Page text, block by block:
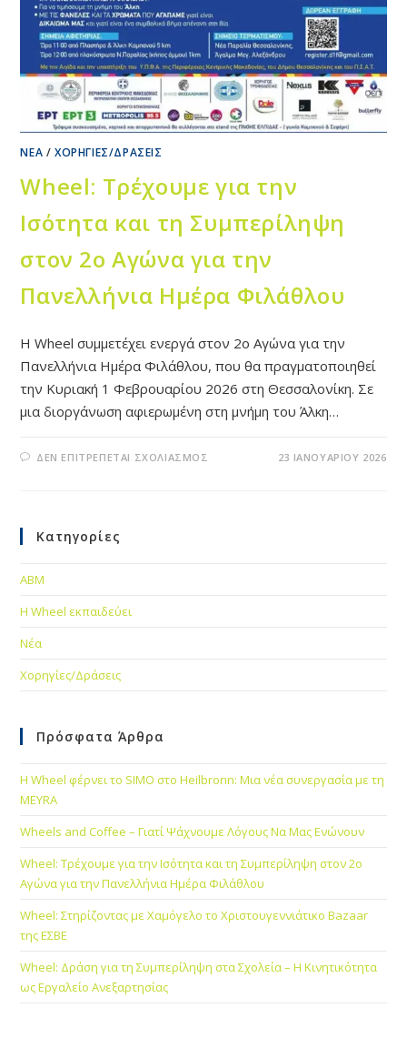
ΝΈΑ /ΧΟΡΗΓΊΕΣ/ΔΡΆΣΕΙΣ
Wheel: Τρέχουμε για την
Ισότητα και τη Συμπερίληψη
στον 2ο Αγώνα για την
Πανελλήνια Ημέρα Φιλάθλου
Η Wheel συμμετέχει ενεργά στον 2ο Αγώνα για την
Πανελλήνια Ημέρα Φιλάθλου, που θα πραγματοποιηθεί
την Κυριακή 1 Φεβρουαρίου 2026 στη Θεσσαλονίκη. Σε
μια διοργάνωση αφιερωμένη στη μνήμη του Άλκη…
ΔΕΝ ΕΠΙΤΡΈΠΕΤΑΙ ΣΧΟΛΙΑΣΜΌΣ 23 ΙΑΝΟΥΑΡΊΟΥ 2026
Κατηγορίες
ABM
Η Wheel εκπαιδεύει
Νέα
Χορηγίες/Δράσεις
Πρόσφατα Άρθρα
Η Wheel φέρνει το SIMO στο Heilbronn: Μια νέα συνεργασία με τη
MEYRA
Wheels and Coffee – Γιατί Ψάχνουμε Λόγους Να Μας Ενώνουν
Wheel: Τρέχουμε για την Ισότητα και τη Συμπερίληψη στον 2ο
Αγώνα για την Πανελλήνια Ημέρα Φιλάθλου
Wheel: Στηρίζοντας με Χαμόγελο το Χριστουγεννιάτικο Bazaar
της ΕΣΒΕ
Wheel: Δράση για τη Συμπερίληψη στα Σχολεία – Η Κινητικότητα
ως Εργαλείο Ανεξαρτησίας